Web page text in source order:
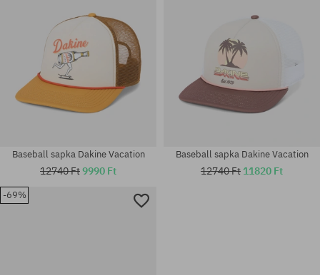
Baseball sapka Dakine Vacation
12740 Ft9990 Ft
Baseball sapka Dakine Vacation
12740 Ft 11820 Ft
-69%